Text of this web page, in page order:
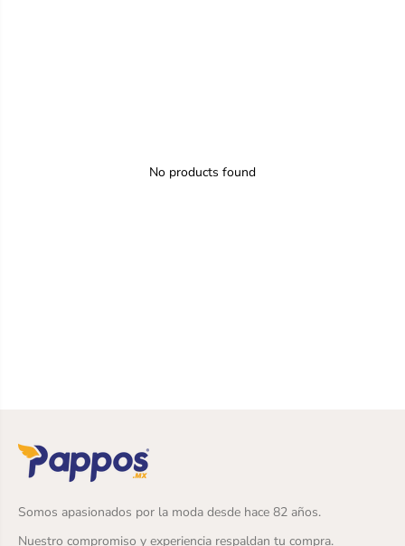
No products found
Somos apasionados por la moda desde hace 82 años.
Nuestro compromiso y experiencia respaldan tu compra.